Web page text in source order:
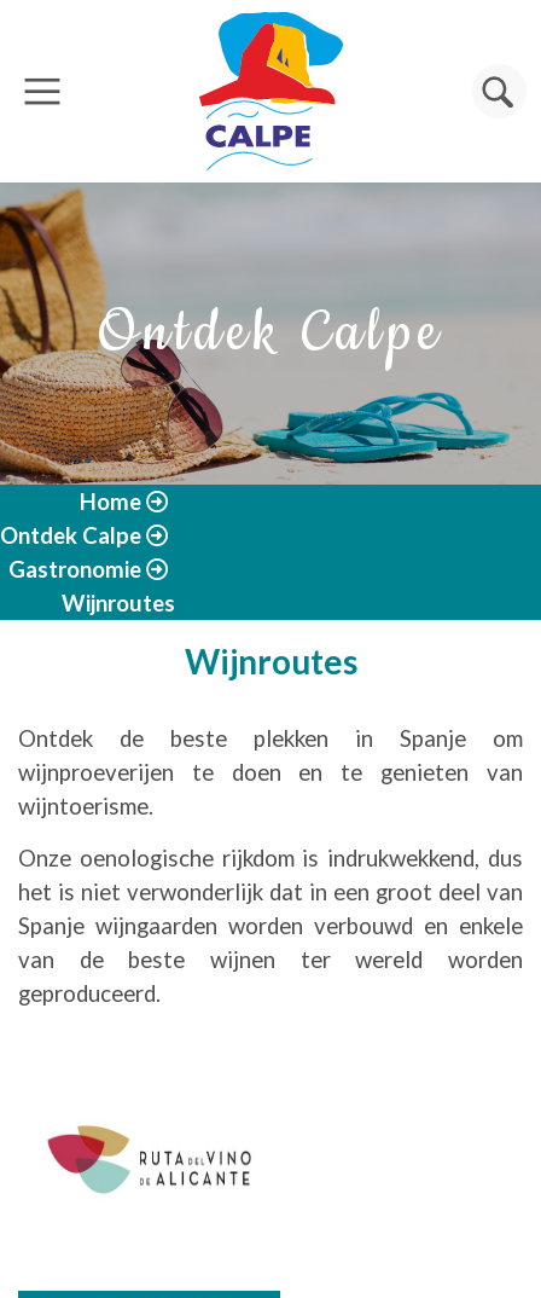
Overslaan en naar de inhoud gaan
Zoeken
Ontdek Calpe
Home
Ontdek Calpe
Gastronomie
Wijnroutes
Wijnroutes
Ontdek de beste plekken in Spanje om
wijnproeverijen te doen en te genieten van
wijntoerisme.
Onze oenologische rijkdom is indrukwekkend, dus
het is niet verwonderlijk dat in een groot deel van
Spanje wijngaarden worden verbouwd en enkele
van de beste wijnen ter wereld worden
geproduceerd.